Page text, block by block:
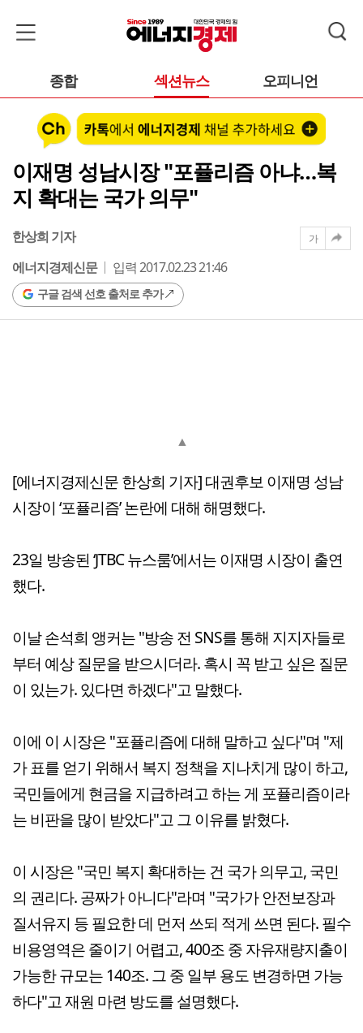
종합 섹션뉴스 오피니언
이재명 성남시장 "포퓰리즘 아냐…복
지 확대는 국가 의무"
한상희 기자
에너지경제신문
입력 2017.02.23 21:46
구글 검색 선호 출처로 추가
가
▲
[에너지경제신문 한상희 기자] 대권후보 이재명 성남
시장이 ‘포퓰리즘’ 논란에 대해 해명했다.
23일 방송된 ‘JTBC 뉴스룸’에서는 이재명 시장이 출연
했다.
이날 손석희 앵커는 "방송 전 SNS를 통해 지지자들로
부터 예상 질문을 받으시더라. 혹시 꼭 받고 싶은 질문
이 있는가. 있다면 하겠다"고 말했다.
이에 이 시장은 "포퓰리즘에 대해 말하고 싶다"며 "제
가 표를 얻기 위해서 복지 정책을 지나치게 많이 하고,
국민들에게 현금을 지급하려고 하는 게 포퓰리즘이라
는 비판을 많이 받았다"고 그 이유를 밝혔다.
이 시장은 "국민 복지 확대하는 건 국가 의무고, 국민
의 권리다. 공짜가 아니다"라며 "국가가 안전보장과
질서유지 등 필요한 데 먼저 쓰되 적게 쓰면 된다. 필수
비용영역은 줄이기 어렵고, 400조 중 자유재량지출이
가능한 규모는 140조. 그 중 일부 용도 변경하면 가능
하다"고 재원 마련 방도를 설명했다.